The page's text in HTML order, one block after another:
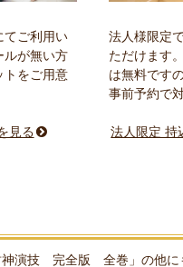
てご利用い
ルが無い方
トをご用意
見る
法人様限定
ただけます
は無料です
事前予約で
法人限定 持
演技 完全版 全巻」の他に